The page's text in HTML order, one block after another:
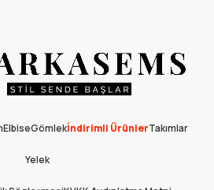
ElbiseGömlekİndirimli ÜrünlerTakımlar
Yelek